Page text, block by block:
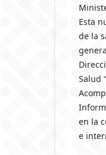
Esta
de la
Salud
en la
e